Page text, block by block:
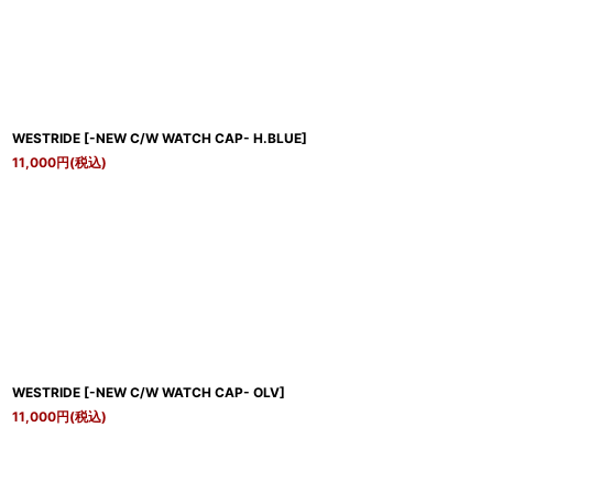
WESTRIDE [-NEW C/W WATCH CAP- H.BLUE]
11,000円(税込)
WESTRIDE [-NEW C/W WATCH CAP- OLV]
11,000円(税込)